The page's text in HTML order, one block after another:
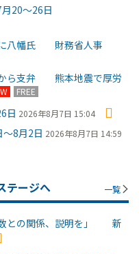
20～26日
に八幡氏 財務省人事
から支弁 熊本地震で厚労
FREE
日 2026年8月7日 15:04
8月2日 2026年8月7日 14:59
テージへ 一覧
数との関係、説明を」 新